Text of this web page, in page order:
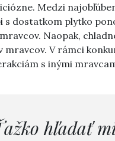
Medzi
dostatkom plytko
Naopak,
mravcov. V rámci
s inými
hľadať